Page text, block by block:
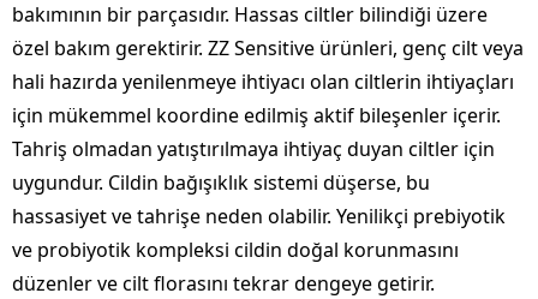
bakımının bir parçasıdır. Hassas ciltler bilindiği üzere
özel bakım gerektirir. ZZ Sensitive ürünleri, genç cilt veya
hali hazırda yenilenmeye ihtiyacı olan ciltlerin ihtiyaçları
için mükemmel koordine edilmiş aktif bileşenler içerir.
Tahriş olmadan yatıştırılmaya ihtiyaç duyan ciltler için
uygundur. Cildin bağışıklık sistemi düşerse, bu
hassasiyet ve tahrişe neden olabilir. Yenilikçi prebiyotik
ve probiyotik kompleksi cildin doğal korunmasını
düzenler ve cilt florasını tekrar dengeye getirir.